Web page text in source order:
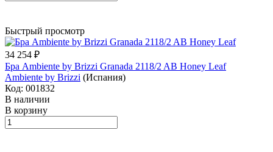
Быстрый просмотр
34 254 ₽
Бра Ambiente by Brizzi Granada 2118/2 AB Honey Leaf
Ambiente by Brizzi (Испания)
Код: 001832
В наличии
В корзину